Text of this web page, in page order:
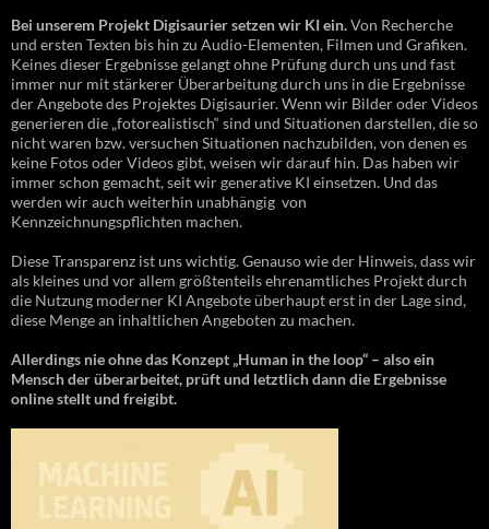
Bei unserem Projekt Digisaurier setzen wir KI ein.Von Recherche
und ersten Texten bis hin zu Audio-Elementen, Filmen und Grafiken.
Keines dieser Ergebnisse gelangt ohne Prüfung durch uns und fast
immer nur mit stärkerer Überarbeitung durch uns in die Ergebnisse
der Angebote des Projektes Digisaurier. Wenn wir Bilder oder Videos
generieren die „fotorealistisch“ sind und Situationen darstellen, die so
nicht waren bzw. versuchen Situationen nachzubilden, von denen es
keine Fotos oder Videos gibt, weisen wir darauf hin. Das haben wir
immer schon gemacht, seit wir generative KI einsetzen. Und das
werden wir auch weiterhin unabhängig von
Kennzeichnungspflichten machen.
Diese Transparenz ist uns wichtig. Genauso wie der Hinweis, dass wir
als kleines und vor allem größtenteils ehrenamtliches Projekt durch
die Nutzung moderner KI Angebote überhaupt erst in der Lage sind,
diese Menge an inhaltlichen Angeboten zu machen.
Allerdings nie ohne das Konzept „Human in the loop“ – also ein
Mensch der überarbeitet, prüft und letztlich dann die Ergebnisse
online stellt und freigibt.